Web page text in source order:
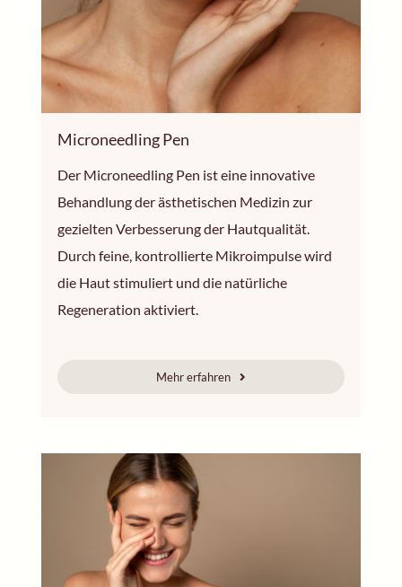
Microneedling Pen
Der Microneedling Pen ist eine innovative
Behandlung der ästhetischen Medizin zur
gezielten Verbesserung der Hautqualität.
Durch feine, kontrollierte Mikroimpulse wird
die Haut stimuliert und die natürliche
Regeneration aktiviert.
Mehr erfahren